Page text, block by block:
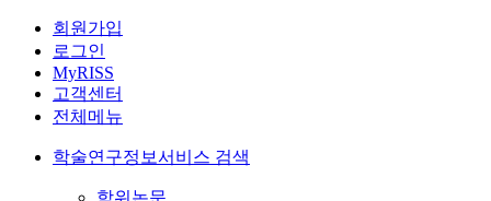
회원가입
로그인
MyRISS
고객센터
전체메뉴
학술연구정보서비스 검색
학위논문